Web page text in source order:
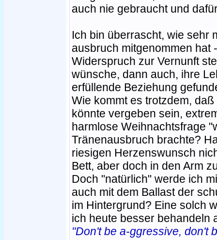
auch nie gebraucht und
Ich bin überrascht, wie sehr
ausbruch mitgenommen hat
Widerspruch zur Vernunft
wünsche, dann auch, ihre
erfüllende Beziehung
Wie kommt es trotzdem,
könnte vergeben sein,
harmlose Weihnachtsfrage
Tränenausbruch brachte?
riesigen Herzenswunsch
Bett, aber doch in den Arm
Doch "natürlich" werde ich
auch mit dem Ballast der
im Hintergrund? Eine solch
ich heute besser behandeln
"Don't be a-ggressive, don't